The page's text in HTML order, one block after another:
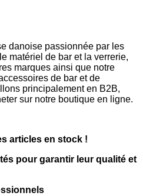
danoise passionnée par les
matériel de bar et la verrerie,
marques ainsi que notre
de bar et de
principalement en B2B,
sur notre boutique en ligne.
articles en stock !
pour garantir leur qualité et